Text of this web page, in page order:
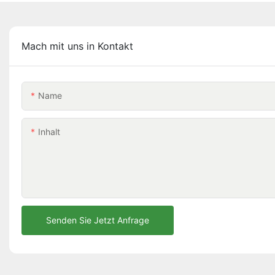
Mach mit uns in Kontakt
Name
Inhalt
Senden Sie Jetzt Anfrage